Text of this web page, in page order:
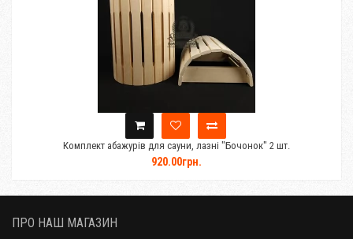
Комплект абажурів для сауни, лазні "Бочонок" 2 шт.
920.00грн.
ПРО НАШ МАГАЗИН